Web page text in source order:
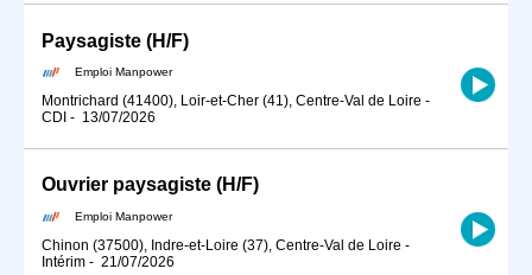
Paysagiste (H/F)
Emploi Manpower
Montrichard (41400), Loir-et-Cher (41), Centre-Val de Loire -
CDI - 13/07/2026
Ouvrier paysagiste (H/F)
Emploi Manpower
Chinon (37500), Indre-et-Loire (37), Centre-Val de Loire -
Intérim - 21/07/2026